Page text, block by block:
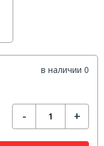
в наличии 0
- +